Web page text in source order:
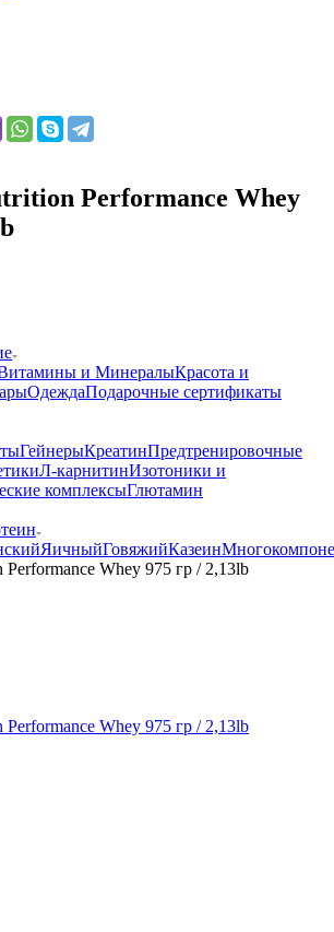
Performance Whey
и МинералыКрасота и
ОдеждаПодарочные сертификаты
ГейнерыКреатинПредтренировочные
Л-карнитинИзотоники и
комплексыГлютамин
ЯичныйГовяжийКазеин
Whey 975 гр / 2,13lb